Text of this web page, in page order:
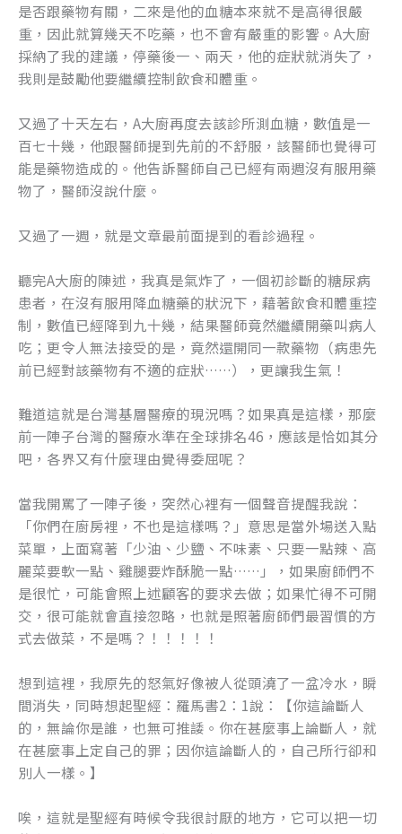
是否跟藥物有關，二來是他的血糖本來就不是高得很嚴
重，因此就算幾天不吃藥，也不會有嚴重的影響。A大廚
採納了我的建議，停藥後一、兩天，他的症狀就消失了，
我則是鼓勵他要繼續控制飲食和體重。
又過了十天左右，A大廚再度去該診所測血糖，數值是一
百七十幾，他跟醫師提到先前的不舒服，該醫師也覺得可
能是藥物造成的。他告訴醫師自己已經有兩週沒有服用藥
物了，醫師沒說什麼。
又過了一週，就是文章最前面提到的看診過程。
聽完A大廚的陳述，我真是氣炸了，一個初診斷的糖尿病
患者，在沒有服用降血糖藥的狀況下，藉著飲食和體重控
制，數值已經降到九十幾，結果醫師竟然繼續開藥叫病人
吃；更令人無法接受的是，竟然還開同一款藥物（病患先
前已經對該藥物有不適的症狀……），更讓我生氣！
難道這就是台灣基層醫療的現況嗎？如果真是這樣，那麼
前一陣子台灣的醫療水準在全球排名46，應該是恰如其分
吧，各界又有什麼理由覺得委屈呢？
當我開罵了一陣子後，突然心裡有一個聲音提醒我說：
「你們在廚房裡，不也是這樣嗎？」意思是當外場送入點
菜單，上面寫著「少油、少鹽、不味素、只要一點辣、高
麗菜要軟一點、雞腿要炸酥脆一點……」，如果廚師們不
是很忙，可能會照上述顧客的要求去做；如果忙得不可開
交，很可能就會直接忽略，也就是照著廚師們最習慣的方
式去做菜，不是嗎？！！！！！
想到這裡，我原先的怒氣好像被人從頭澆了一盆冷水，瞬
間消失，同時想起聖經：羅馬書2：1說：【你這論斷人
的，無論你是誰，也無可推諉。你在甚麼事上論斷人，就
在甚麼事上定自己的罪；因你這論斷人的，自己所行卻和
別人一樣。】
唉，這就是聖經有時候令我很討厭的地方，它可以把一切